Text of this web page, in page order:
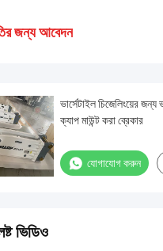
জন্য আবেদন
ভার্সেটাইল চিজেলিংয়ের
ক্যাপ মাউন্ট করা ব্রেকার
যোগাযোগ করুন
ভিডিও